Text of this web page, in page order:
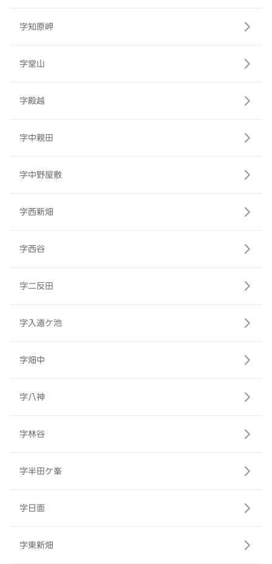
字知原岬
字堂山
字殿越
字中親田
字中野屋敷
字西新畑
字西谷
字二反田
字入道ケ池
字畑中
字八神
字林谷
字半田ケ峯
字日面
字東新畑